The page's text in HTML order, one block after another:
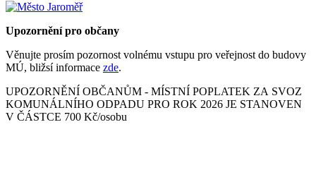
Upozornění pro občany
Věnujte prosím pozornost volnému vstupu pro veřejnost do budovy
MÚ, bližsí informace zde.
UPOZORNĚNÍ OBČANŮM - MÍSTNÍ POPLATEK ZA SVOZ
KOMUNÁLNÍHO ODPADU PRO ROK 2026 JE STANOVEN
V ČÁSTCE 700 Kč/osobu